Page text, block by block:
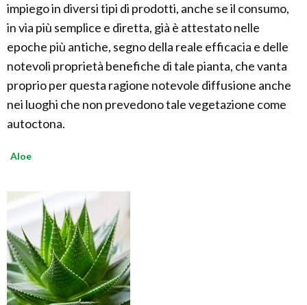
impiego in diversi tipi di prodotti, anche se il consumo,
in via più semplice e diretta, già è attestato nelle
epoche più antiche, segno della reale efficacia e delle
notevoli proprietà benefiche di tale pianta, che vanta
proprio per questa ragione notevole diffusione anche
nei luoghi che non prevedono tale vegetazione come
autoctona.
Aloe